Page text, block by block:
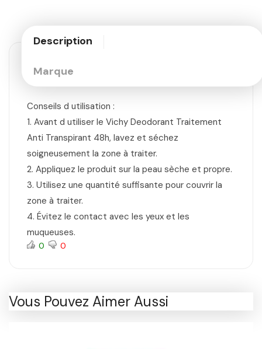
Description
Marque
Conseils d utilisation :
1. Avant d utiliser le Vichy Deodorant Traitement
Anti Transpirant 48h, lavez et séchez
soigneusement la zone à traiter.
2. Appliquez le produit sur la peau sèche et propre.
3. Utilisez une quantité suffisante pour couvrir la
zone à traiter.
4. Évitez le contact avec les yeux et les
muqueuses.
0 0
Vous Pouvez Aimer Aussi